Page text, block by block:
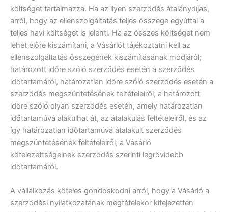
költséget tartalmazza. Ha az ilyen szerződés átalánydíjas,
arról, hogy az ellenszolgáltatás teljes összege egyúttal a
teljes havi költséget is jelenti. Ha az összes költséget nem
lehet előre kiszámítani, a Vásárlót tájékoztatni kell az
ellenszolgáltatás összegének kiszámításának módjáról;
határozott időre szóló szerződés esetén a szerződés
időtartamáról, határozatlan időre szóló szerződés esetén a
szerződés megszüntetésének feltételeiről; a határozott
időre szóló olyan szerződés esetén, amely határozatlan
időtartamúvá alakulhat át, az átalakulás feltételeiről, és az
így határozatlan időtartamúvá átalakult szerződés
megszüntetésének feltételeiről; a Vásárló
kötelezettségeinek szerződés szerinti legrövidebb
időtartamáról.
A vállalkozás köteles gondoskodni arról, hogy a Vásárló a
szerződési nyilatkozatának megtételekor kifejezetten